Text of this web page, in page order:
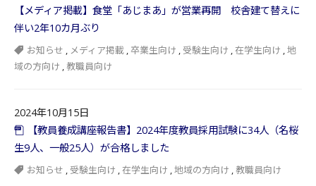
【メディア掲載】食堂「あじまあ」が営業再開 校舎建て替えに
伴い2年10カ月ぶり
お知らせ , メディア掲載 ,卒業生向け , 受験生向け ,在学生向け ,地
域の方向け , 教職員向け
2024年10月15日
【教員養成講座報告書】2024年度教員採用試験に34人（名桜
生9人、一般25人）が合格しました
お知らせ , 受験生向け ,在学生向け ,地域の方向け , 教職員向け